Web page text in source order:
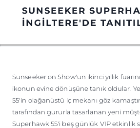
MİRAS
TEKNENIZIN
SUNSEEKER
İNGİLTERE'DE
Sunseeker on Show'un ikinci yıllık
ikonun evine dönüşüne tanık oldular.
55'in olağanüstü iç mekanı göz
tarafından gururla tasarlanan yeni
Superhawk 55'i beş günlük VIP etkinlik